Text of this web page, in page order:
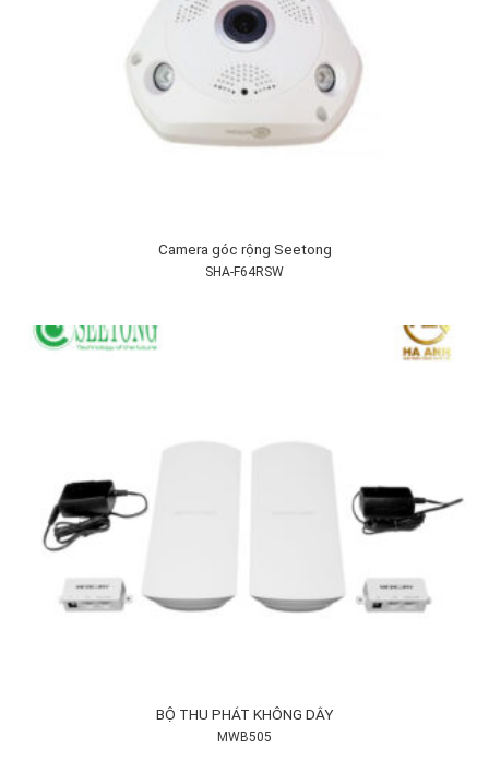
Camera góc rộng Seetong
SHA-F64RSW
BỘ THU PHÁT KHÔNG DÂY
MWB505